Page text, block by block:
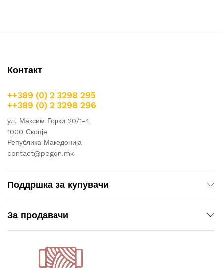
Контакт
++389 (0) 2 3298 295
++389 (0) 2 3298 296
ул. Максим Горки 20/1-4
1000 Скопје
Република Македонија
contact@pogon.mk
Поддршка за купувачи
За продавачи